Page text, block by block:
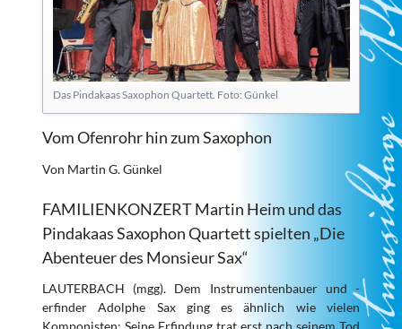
Das Pindakaas Saxophon Quartett. Foto: Günkel
Vom Ofenrohr hin zum Saxophon
Von Martin G. Günkel
FAMILIENKONZERT Martin Heim und das
Pindakaas Saxophon Quartett spielten „Die
Abenteuer des Monsieur Sax“
LAUTERBACH (mgg). Dem Instrumentenbauer und -
erfinder Adolphe Sax ging es ähnlich wie vielen